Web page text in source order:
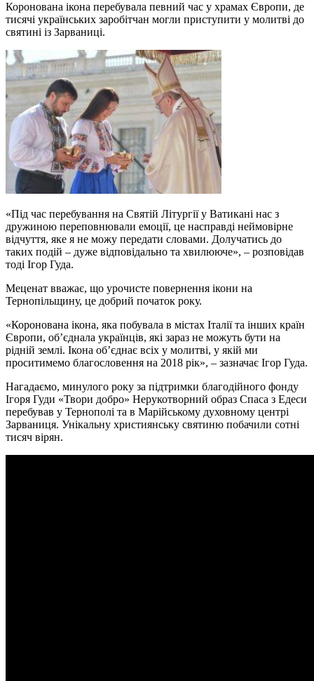
Коронована ікона перебувала певний час у храмах Європи, де
тисячі українських заробітчан могли приступити у молитві до
святині із Зарваниці.
«Під час перебування на Святій Літургії у Ватикані нас з
дружиною переповнювали емоції, це насправді неймовірне
відчуття, яке я не можу передати словами. Долучатись до
таких подій – дуже відповідально та хвилююче», – розповідав
тоді Ігор Гуда.
Меценат вважає, що урочисте повернення ікони на
Тернопільщину, це добрий початок року.
«Коронована ікона, яка побувала в містах Італії та інших країн
Європи, об’єднала українців, які зараз не можуть бути на
рідній землі. Ікона об’єднає всіх у молитві, у якій ми
проситимемо благословення на 2018 рік», – зазначає Ігор Гуда.
Нагадаємо, минулого року за підтримки благодійного фонду
Ігоря Гуди «Твори добро» Нерукотворний образ Спаса з Едеси
перебував у Тернополі та в Марійському духовному центрі
Зарваниця. Унікальну християнську святиню побачили сотні
тисяч вірян.